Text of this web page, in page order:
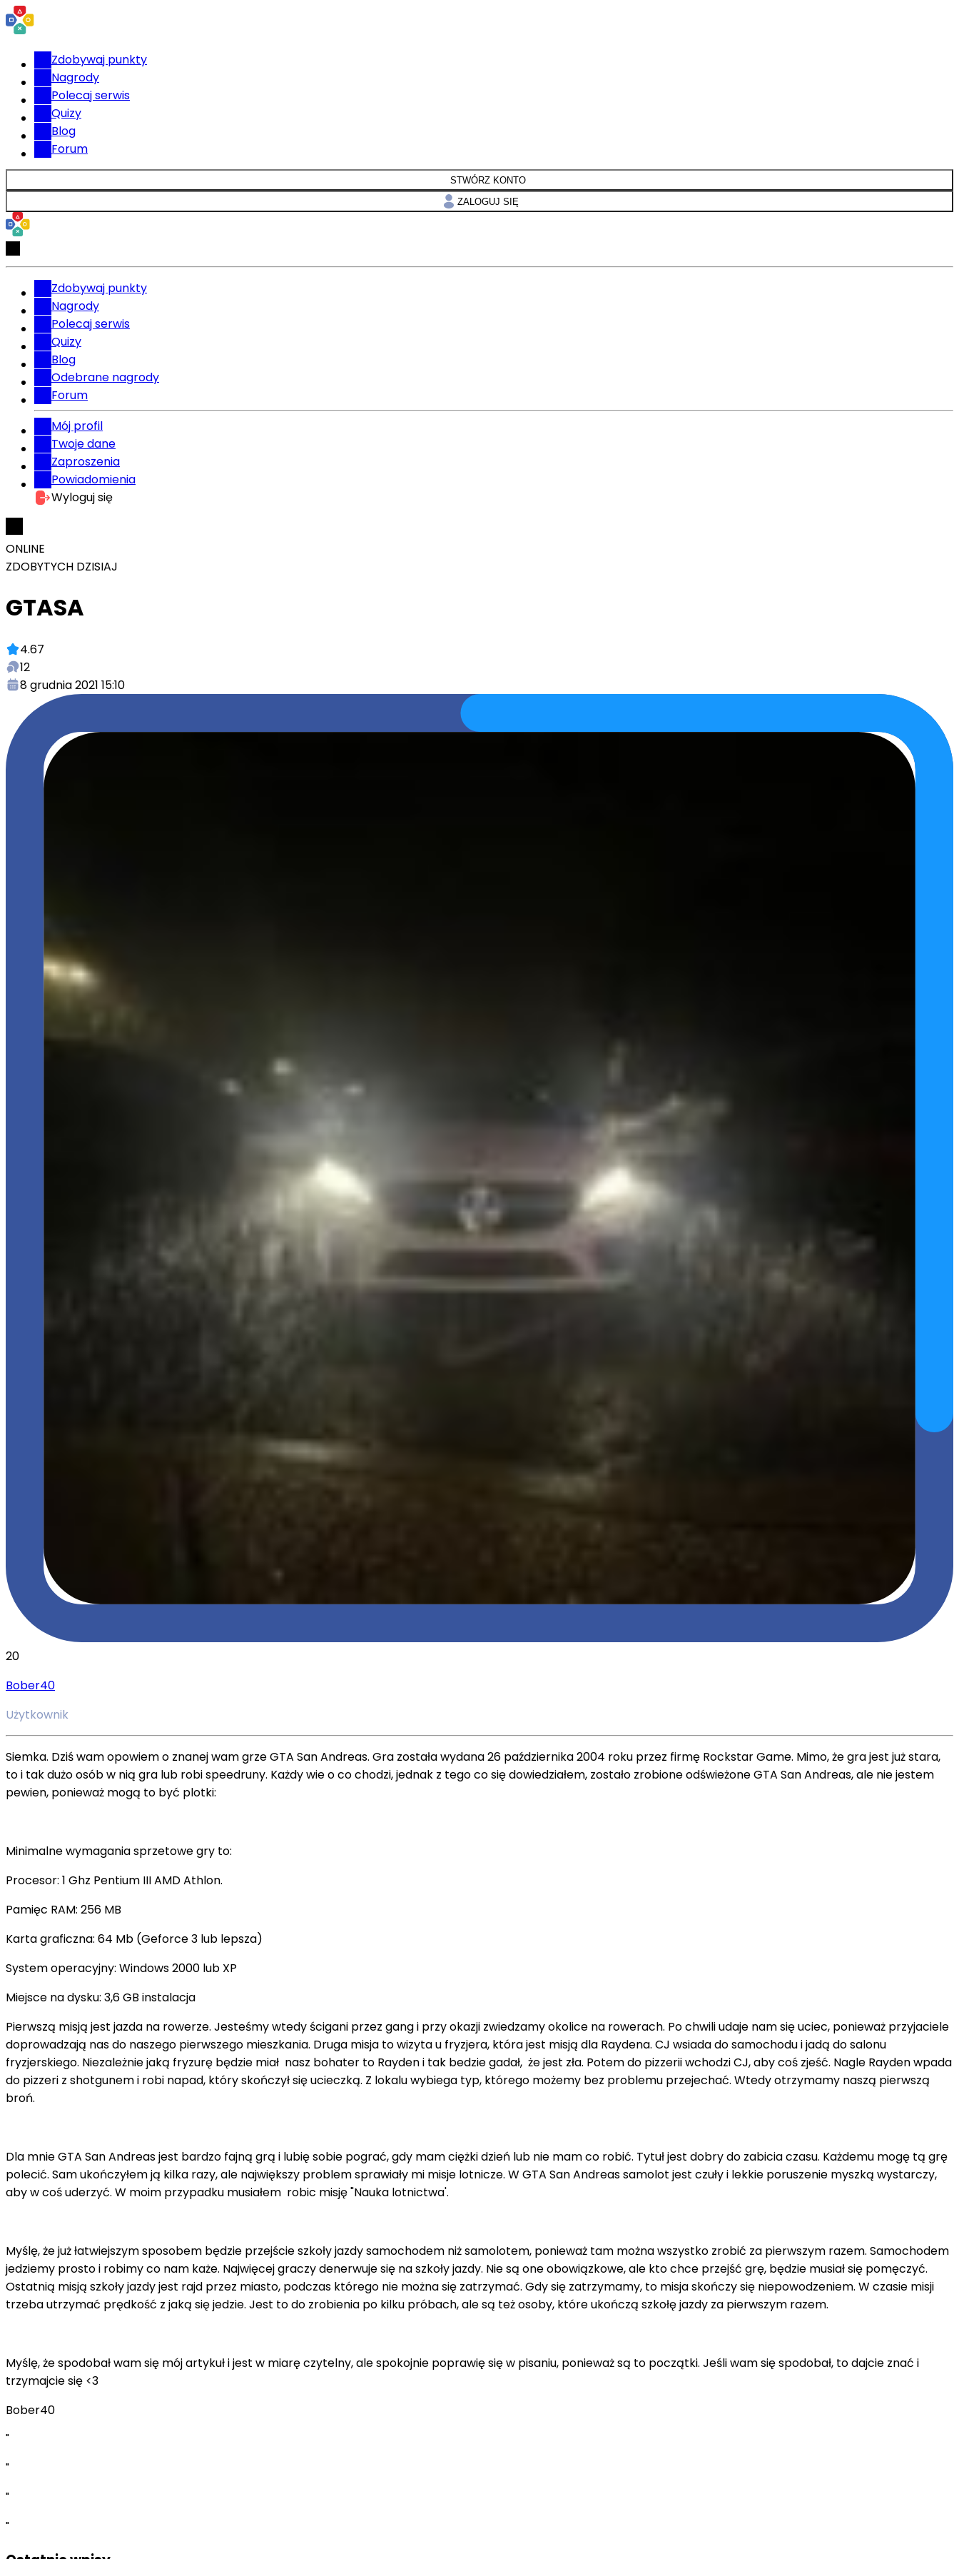
Zdobywaj punkty
Nagrody
Polecaj serwis
Quizy
Blog
Forum
STWÓRZ KONTO
ZALOGUJ SIĘ
Zdobywaj punkty
Nagrody
Polecaj serwis
Quizy
Blog
Odebrane nagrody
Forum
Mój profil
Twoje dane
Zaproszenia
Powiadomienia
Wyloguj się
ONLINE
ZDOBYTYCH DZISIAJ
GTASA
4.67
12
8 grudnia 2021 15:10
20
Bober40
Użytkownik
Siemka. Dziś wam opowiem o znanej wam grze GTA San Andreas. Gra została wydana 26 października 2004 roku przez firmę Rockstar Game. Mimo, że gra jest już stara,
to i tak dużo osób w nią gra lub robi speedruny. Każdy wie o co chodzi, jednak z tego co się dowiedziałem, zostało zrobione odświeżone GTA San Andreas, ale nie jestem
pewien, ponieważ mogą to być plotki:
Minimalne wymagania sprzetowe gry to:
Procesor: 1 Ghz Pentium III AMD Athlon.
Pamięc RAM: 256 MB
Karta graficzna: 64 Mb (Geforce 3 lub lepsza)
System operacyjny: Windows 2000 lub XP
Miejsce na dysku: 3,6 GB instalacja
Pierwszą misją jest jazda na rowerze. Jesteśmy wtedy ścigani przez gang i przy okazji zwiedzamy okolice na rowerach. Po chwili udaje nam się uciec, ponieważ przyjaciele
doprowadzają nas do naszego pierwszego mieszkania. Druga misja to wizyta u fryzjera, która jest misją dla Raydena. CJ wsiada do samochodu i jadą do salonu
fryzjerskiego. Niezależnie jaką fryzurę będzie miał nasz bohater to Rayden i tak bedzie gadał, że jest zła. Potem do pizzerii wchodzi CJ, aby coś zjeść. Nagle Rayden wpada
do pizzeri z shotgunem i robi napad, który skończył się ucieczką. Z lokalu wybiega typ, którego możemy bez problemu przejechać. Wtedy otrzymamy naszą pierwszą
broń.
Dla mnie GTA San Andreas jest bardzo fajną grą i lubię sobie pograć, gdy mam ciężki dzień lub nie mam co robić. Tytuł jest dobry do zabicia czasu. Każdemu mogę tą grę
polecić. Sam ukończyłem ją kilka razy, ale największy problem sprawiały mi misje lotnicze. W GTA San Andreas samolot jest czuły i lekkie poruszenie myszką wystarczy,
aby w coś uderzyć. W moim przypadku musiałem robic misję "Nauka lotnictwa'.
Myślę, że już łatwiejszym sposobem będzie przejście szkoły jazdy samochodem niż samolotem, ponieważ tam można wszystko zrobić za pierwszym razem. Samochodem
jedziemy prosto i robimy co nam każe. Najwięcej graczy denerwuje się na szkoły jazdy. Nie są one obowiązkowe, ale kto chce przejść grę, będzie musiał się pomęczyć.
Ostatnią misją szkoły jazdy jest rajd przez miasto, podczas którego nie można się zatrzymać. Gdy się zatrzymamy, to misja skończy się niepowodzeniem. W czasie misji
trzeba utrzymać prędkość z jaką się jedzie. Jest to do zrobienia po kilku próbach, ale są też osoby, które ukończą szkołę jazdy za pierwszym razem.
Myślę, że spodobał wam się mój artykuł i jest w miarę czytelny, ale spokojnie poprawię się w pisaniu, ponieważ są to początki. Jeśli wam się spodobał, to dajcie znać i
trzymajcie się <3
Bober40
"
"
"
"